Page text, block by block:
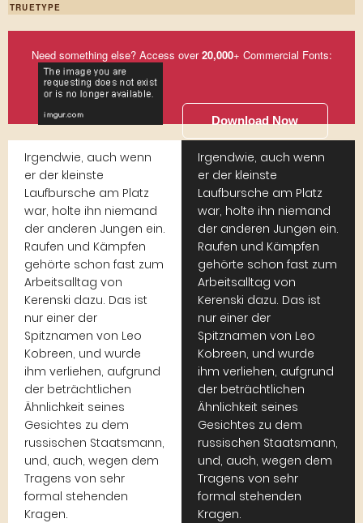
TRUETYPE
Need something else? Access over20,000+ Commercial Fonts:
Download Now
Irgendwie, auch wenn
er der kleinste
Laufbursche am Platz
war, holte ihn niemand
der anderen Jungen ein.
Raufen und Kämpfen
gehörte schon fast zum
Arbeitsalltag von
Kerenski dazu. Das ist
nur einer der
Spitznamen von Leo
Kobreen, und wurde
ihm verliehen, aufgrund
der beträchtlichen
Ähnlichkeit seines
Gesichtes zu dem
russischen Staatsmann,
und, auch, wegen dem
Tragens von sehr
formal stehenden
Kragen.
Irgendwie, auch wenn
er der kleinste
Laufbursche am Platz
war, holte ihn niemand
der anderen Jungen ein.
Raufen und Kämpfen
gehörte schon fast zum
Arbeitsalltag von
Kerenski dazu. Das ist
nur einer der
Spitznamen von Leo
Kobreen, und wurde
ihm verliehen, aufgrund
der beträchtlichen
Ähnlichkeit seines
Gesichtes zu dem
russischen Staatsmann,
und, auch, wegen dem
Tragens von sehr
formal stehenden
Kragen.